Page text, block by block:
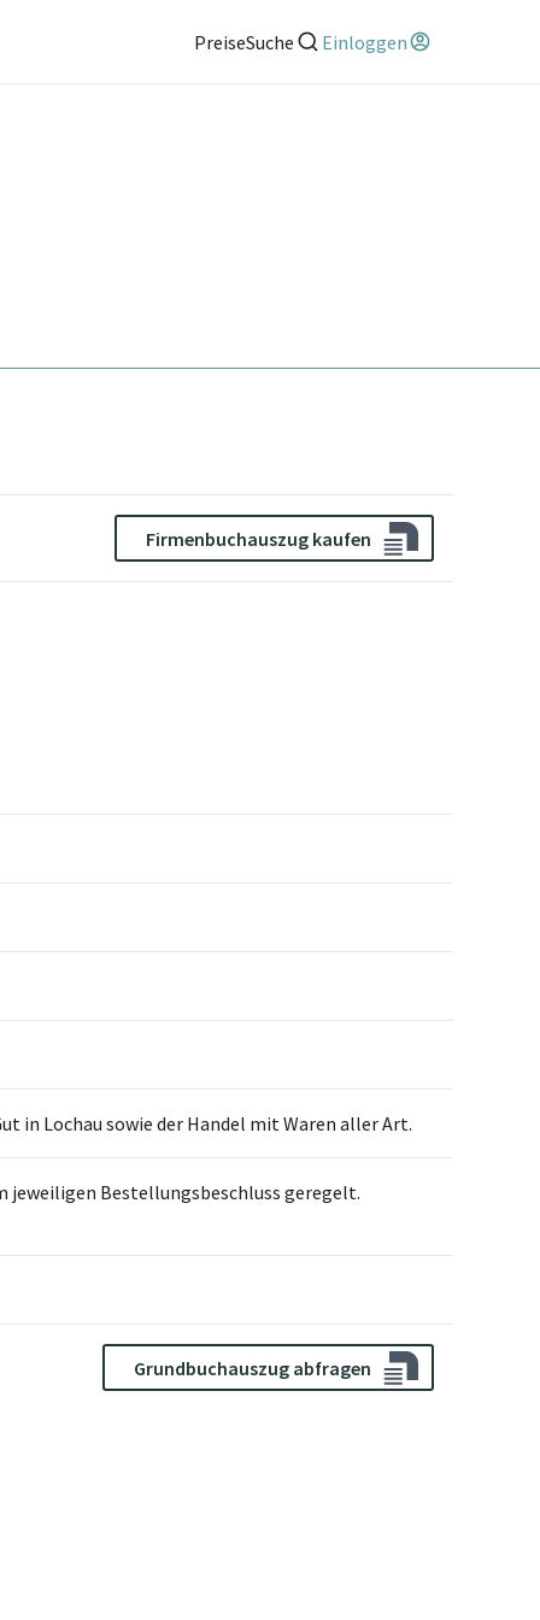
PreiseSuche Einloggen
Firmenbuchauszug kaufen
in Lochau sowie der Handel mit Waren aller Art.
jeweiligen Bestellungsbeschluss geregelt.
Grundbuchauszug abfragen